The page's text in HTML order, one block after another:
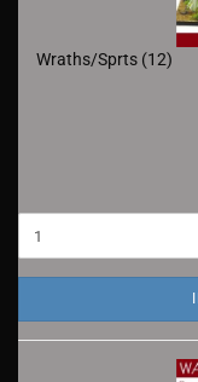
Wraths/Sprts (12)